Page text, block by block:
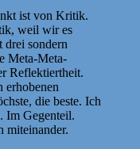
ist von Kritik.
weil wir es
drei sondern
Meta-Meta-
Reflektiertheit.
erhobenen
die beste. Ich
Im Gegenteil.
miteinander.